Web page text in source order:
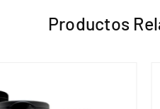
Productos